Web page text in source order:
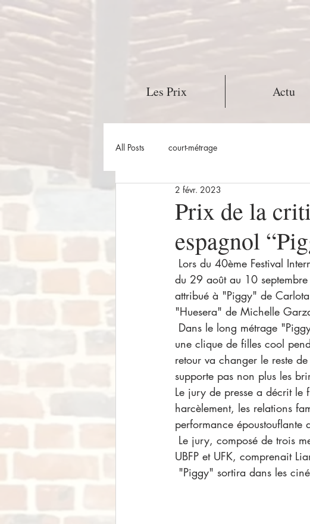
All Posts court-métrage
Prix de la
espagnol
2 févr. 2023
du 29 août au 10
attribué à "Piggy" de
"Huesera" de Michelle
une clique de filles cool
retour va changer le reste
supporte pas non plus les
Le jury de presse a décrit le
harcèlement, les relations
performance
UBFP et UFK, comprenait
"Piggy" sortira dans les
Les Prix Actu